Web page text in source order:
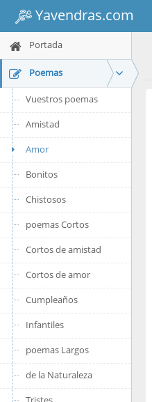
Yavendras.com
Portada
Poemas
Vuestros poemas
Amistad
Amor
Bonitos
Chistosos
poemas Cortos
Cortos de amistad
Cortos de amor
Cumpleaños
Infantiles
poemas Largos
de la Naturaleza